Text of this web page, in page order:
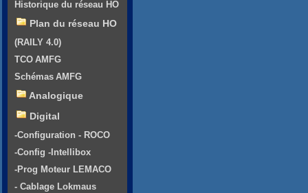
Historique du réseau HO
Plan du réseau HO
(RAILY 4.0)
TCO AMFG
Schémas AMFG
Analogique
Digital
-Configuration - ROCO
-Config -Intellibox
-Prog Moteur LEMACO
- Cablage Lokmaus